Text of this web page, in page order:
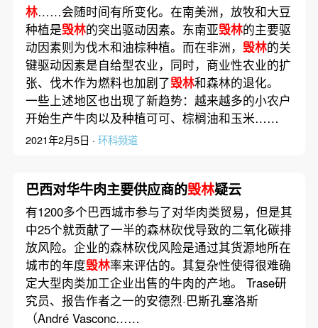
林……会随时间有所变化。在南美洲，放牧和大豆
种植是毁林的突出驱动因素。东南亚毁林的主要驱
动因素则为伐木和油棕种植。而在非洲， 毁林的关
键驱动因素是自给型农业，同时，商业性农业的扩
张、伐木作为燃料也加剧了毁林和森林的退化。
一些上述地区也出现了新趋势：越来越多的小农户
开始生产牛肉以及种植可可、棕榈油和玉米……
2021年2月5日 · 环科频道
巴西对华牛肉主要供应商的毁林疑云
有1200多个巴西城市参与了对华肉类贸易，但是其
中25个就贡献了一半的森林砍伐导致的二氧化碳排
放风险。企业的森林砍伐风险是通过其货源地所在
城市的年度毁林率来评估的。其复杂性使得很难确
定大型肉类加工企业出售的牛肉的产地。 Trase研
究员、报告作者之一的安德烈·巴斯孔塞洛斯
（André Vasconc……